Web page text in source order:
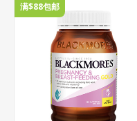
满$88包邮